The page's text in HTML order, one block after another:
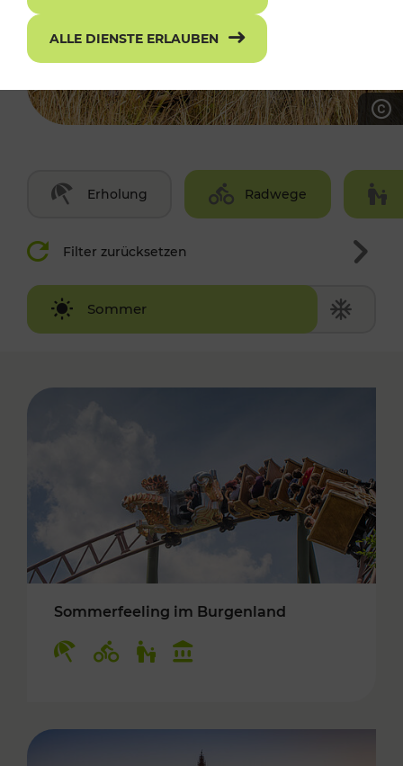
Erholung Radwege
Filter zurücksetzen
Sommer
Winter
Sommerfeeling im Burgenland
ALLE DIENSTE ERLAUBEN